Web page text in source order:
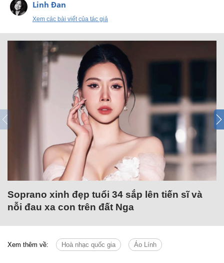
Linh Đan
Xem các bài viết của tác giả
Soprano xinh đẹp tuổi 34 sắp lên tiến sĩ và
nỗi đau xa con trên đất Nga
Xem thêm về: Hoà nhạc quốc gia Áo Lính